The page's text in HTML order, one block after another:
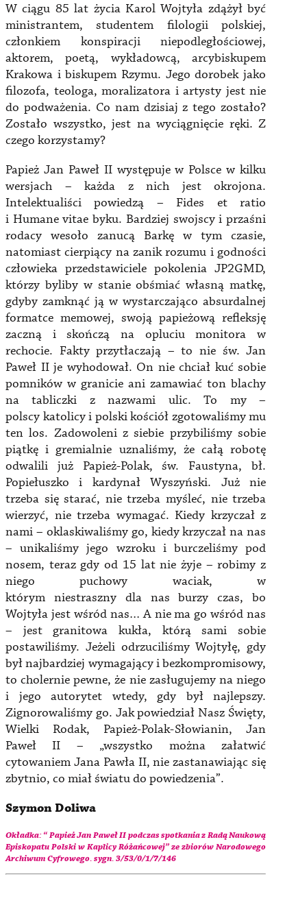
W ciągu 85 lat życia Karol Wojtyła zdążył być
ministrantem, studentem filologii polskiej,
członkiem konspiracji niepodległościowej,
aktorem, poetą, wykładowcą, arcybiskupem
Krakowa i biskupem Rzymu. Jego dorobek jako
filozofa, teologa, moralizatora i artysty jest nie
do podważenia. Co nam dzisiaj z tego zostało?
Zostało wszystko, jest na wyciągnięcie ręki. Z
czego korzystamy?
Papież Jan Paweł II występuje w Polsce w kilku
wersjach – każda z nich jest okrojona.
Intelektualiści powiedzą – Fides et ratio
i Humane vitae byku. Bardziej swojscy i przaśni
rodacy wesoło zanucą Barkę w tym czasie,
natomiast cierpiący na zanik rozumu i godności
człowieka przedstawiciele pokolenia JP2GMD,
którzy byliby w stanie obśmiać własną matkę,
gdyby zamknąć ją w wystarczająco absurdalnej
formatce memowej, swoją papieżową refleksję
zaczną i skończą na opluciu monitora w
rechocie. Fakty przytłaczają – to nie św. Jan
Paweł II je wyhodował. On nie chciał kuć sobie
pomników w granicie ani zamawiać ton blachy
na tabliczki z nazwami ulic. To my –
polscy katolicy i polski kościół zgotowaliśmy mu
ten los. Zadowoleni z siebie przybiliśmy sobie
piątkę i gremialnie uznaliśmy, że całą robotę
odwalili już Papież-Polak, św. Faustyna, bł.
Popiełuszko i kardynał Wyszyński. Już nie
trzeba się starać, nie trzeba myśleć, nie trzeba
wierzyć, nie trzeba wymagać. Kiedy krzyczał z
nami – oklaskiwaliśmy go, kiedy krzyczał na nas
– unikaliśmy jego wzroku i burczeliśmy pod
nosem, teraz gdy od 15 lat nie żyje – robimy z
niego puchowy waciak, w
którym niestraszny dla nas burzy czas, bo
Wojtyła jest wśród nas… A nie ma go wśród nas
– jest granitowa kukła, którą sami sobie
postawiliśmy. Jeżeli odrzuciliśmy Wojtyłę, gdy
był najbardziej wymagający i bezkompromisowy,
to cholernie pewne, że nie zasługujemy na niego
i jego autorytet wtedy, gdy był najlepszy.
Zignorowaliśmy go. Jak powiedział Nasz Święty,
Wielki Rodak, Papież-Polak-Słowianin, Jan
Paweł II – „wszystko można załatwić
cytowaniem Jana Pawła II, nie zastanawiając się
zbytnio, co miał światu do powiedzenia”.
Szymon Doliwa
Okładka: “Papież Jan Paweł II podczas spotkania z Radą Naukową
Episkopatu Polski w Kaplicy Różańcowej” ze zbiorów Narodowego
Archiwum Cyfrowego. sygn.3/53/0/1/7/146